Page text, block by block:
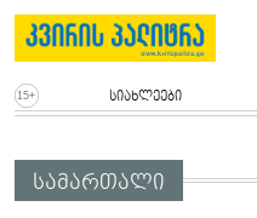
სიახლეები
სამართალი